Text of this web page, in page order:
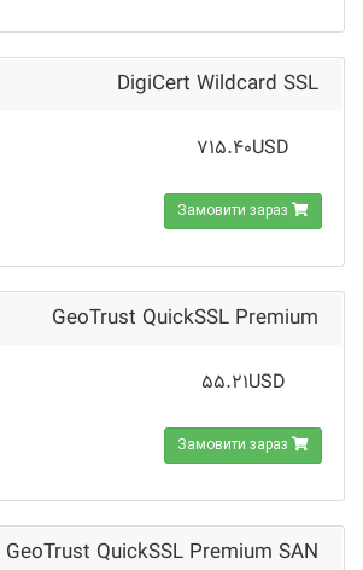
DigiCert Wildcard SSL
715.40USD
Замовити зараз
GeoTrust QuickSSL Premium
55.21USD
Замовити зараз
GeoTrust QuickSSL Premium SAN